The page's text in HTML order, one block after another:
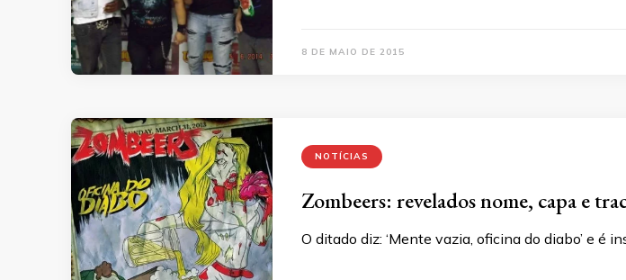
8 DE MAIO DE 2015
NOTÍCIAS
Zombeers: revelados nome, capa e
O ditado diz: ‘Mente vazia, oficina do diabo’ e é